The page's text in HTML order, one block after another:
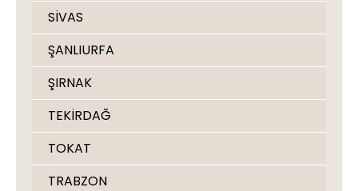
SİVAS
ŞANLIURFA
ŞIRNAK
TEKİRDAĞ
TOKAT
TRABZON